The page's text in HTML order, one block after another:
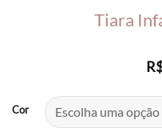
Tiara
Cor